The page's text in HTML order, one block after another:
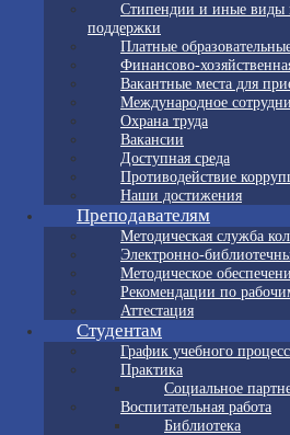
Стипендии и иные виды
поддержки
Платные
Финансово-
Вакантные места для
Международное
Охрана труда
Вакансии
Доступная среда
Противодействие
Наши достижения
Преподавателям
Методическая служба
Электронно-
Методическое
Рекомендации по
Аттестация
Студентам
График учебного
Практика
Социальное
Воспитательная работа
Библиотека